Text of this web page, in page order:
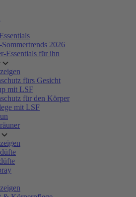
2026
Essentials für ihn
fürs Gesicht
mit LSF
für den Körper
mit LSF